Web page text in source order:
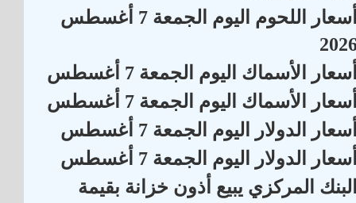
أسعار اللحوم اليوم الجمعة 7 أغسطس
الأسماك اليوم الجمعة 7 أغسطس
الأسماك اليوم الجمعة 7 أغسطس
الدولار اليوم الجمعة 7 أغسطس
الدولار اليوم الجمعة 7 أغسطس
المركزي يبيع أذون خزانة بقيمة